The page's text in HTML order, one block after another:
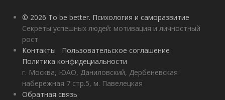
© 2026 To be better. Психология и саморазвитие
Секреты успешных людей: мотивация и личностный
рост
Контакты
Пользовательское соглашение
Политика конфидециальности
г. Москва, ЮАО, Даниловский, Дербеневская
набережная 7 стр.5, м. Павелецкая
Обратная связь